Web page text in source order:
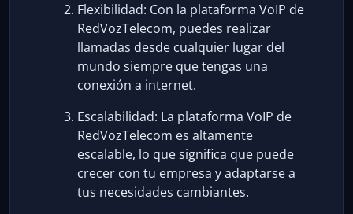
Flexibilidad: Con la plataforma VoIP de
RedVozTelecom, puedes realizar
llamadas desde cualquier lugar del
mundo siempre que tengas una
conexión a internet.
Escalabilidad: La plataforma VoIP de
RedVozTelecom es altamente
escalable, lo que significa que puede
crecer con tu empresa y adaptarse a
tus necesidades cambiantes.